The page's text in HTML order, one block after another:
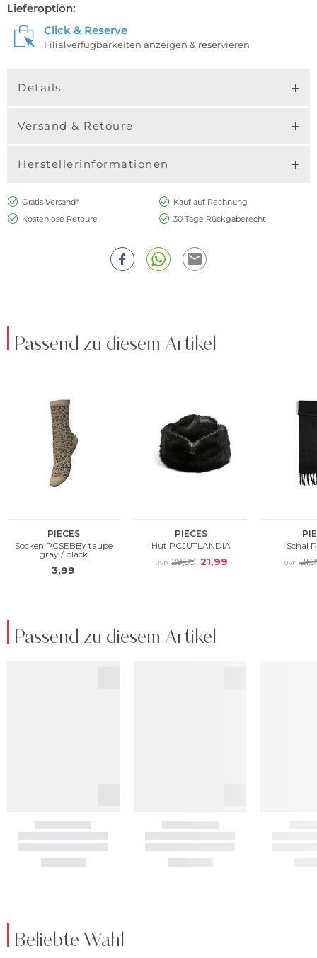
Lieferoption:
Click & Reserve
Filialverfügbarkeiten anzeigen & reservieren
Details
Versand & Retoure
Herstellerinformationen
Gratis Versand*
Kauf auf Rechnung
Kostenlose Retoure
30 Tage Rückgaberecht
Passend zu diesem Artikel
Passend zu diesem Artikel
Beliebte Wahl